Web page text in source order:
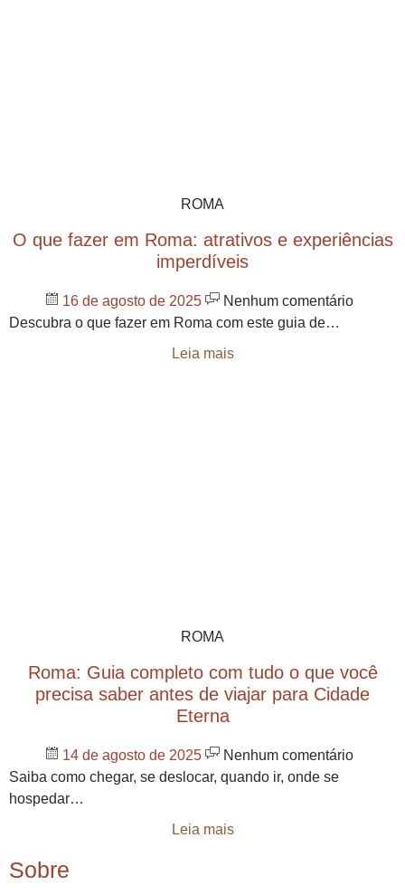
ROMA
O que fazer em Roma: atrativos e experiências
imperdíveis
16 de agosto de 2025
Nenhum comentário
Descubra o que fazer em Roma com este guia de…
Leia mais
ROMA
Roma: Guia completo com tudo o que você
precisa saber antes de viajar para Cidade
Eterna
14 de agosto de 2025
Nenhum comentário
Saiba como chegar, se deslocar, quando ir, onde se
hospedar…
Leia mais
Sobre